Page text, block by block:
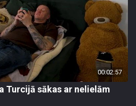
00:02:57
Turcijā sākas ar nelielām